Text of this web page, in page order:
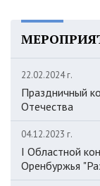
22.02.2024 г.
Праздничный
Отечества
04.12.2023 г.
I Областной
Оренбуржья